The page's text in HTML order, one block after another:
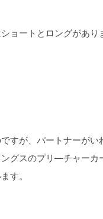
ョートとロングがあ
すが、パートナーが
グスのプリ―チャーカ
す。